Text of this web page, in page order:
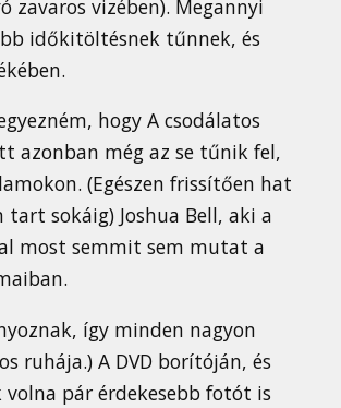
vizében). Megannyi
időkitöltésnek tűnnek, és
hogy A csodálatos
azonban még az se tűnik fel,
(Egészen frissítően hat
sokáig) Joshua Bell, aki a
most semmit sem mutat a
így minden nagyon
ruhája.) A DVD borítóján, és
pár érdekesebb fotót is